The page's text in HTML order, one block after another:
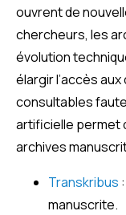
ouvrent de
chercheurs, les
évolution
élargir l’accès
consultables
artificielle permet
archives
Transkribus
manuscrite.